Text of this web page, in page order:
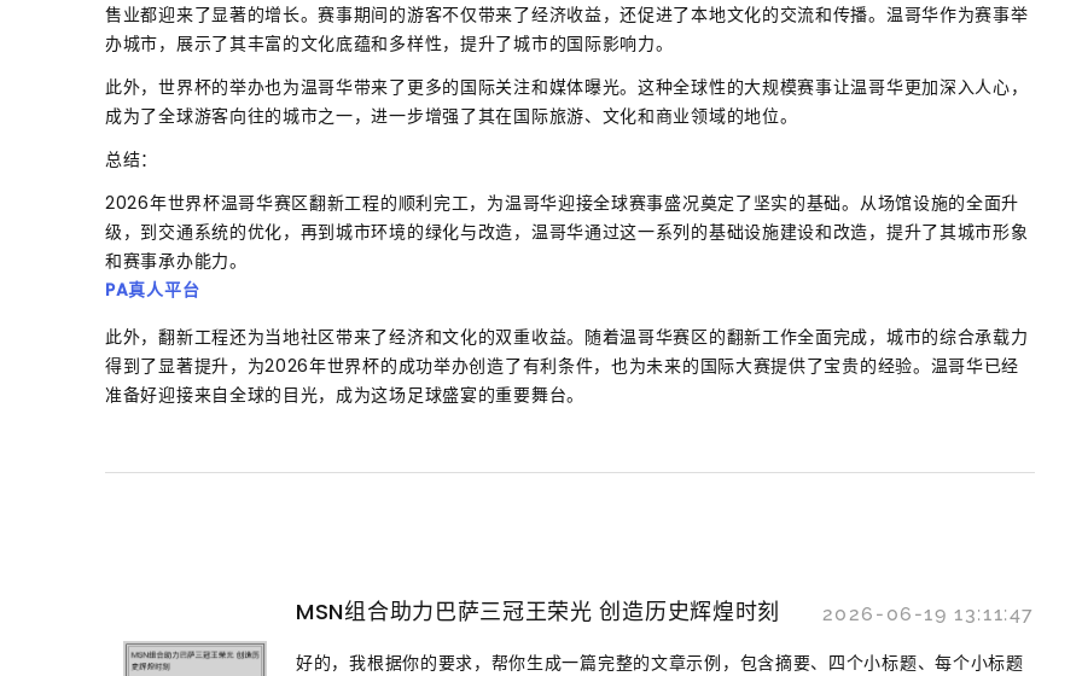
售业都迎来了显著的增长。赛事期间的游客不仅带来了经济收益，还促进了本地文化的交流和传播。温哥华作为赛事举
办城市，展示了其丰富的文化底蕴和多样性，提升了城市的国际影响力。
此外，世界杯的举办也为温哥华带来了更多的国际关注和媒体曝光。这种全球性的大规模赛事让温哥华更加深入人心，
成为了全球游客向往的城市之一，进一步增强了其在国际旅游、文化和商业领域的地位。
总结：
2026年世界杯温哥华赛区翻新工程的顺利完工，为温哥华迎接全球赛事盛况奠定了坚实的基础。从场馆设施的全面升
级，到交通系统的优化，再到城市环境的绿化与改造，温哥华通过这一系列的基础设施建设和改造，提升了其城市形象
和赛事承办能力。
PA真人平台
此外，翻新工程还为当地社区带来了经济和文化的双重收益。随着温哥华赛区的翻新工作全面完成，城市的综合承载力
得到了显著提升，为2026年世界杯的成功举办创造了有利条件，也为未来的国际大赛提供了宝贵的经验。温哥华已经
准备好迎接来自全球的目光，成为这场足球盛宴的重要舞台。
MSN组合助力巴萨三冠王荣光 创造历史辉煌时刻 2026-06-19 13:11:47
好的，我根据你的要求，帮你生成一篇完整的文章示例，包含摘要、四个小标题、每个小标题